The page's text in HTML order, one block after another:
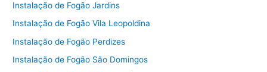
Instalação de Fogão Jardins
Instalação de Fogão Vila Leopoldina
Instalação de Fogão Perdizes
Instalação de Fogão São Domingos